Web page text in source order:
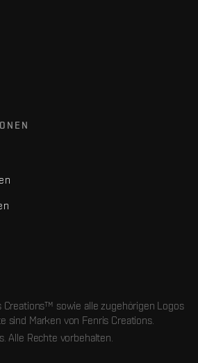
Creations™ sowie alle zugehörigen Logos
sind Marken von Fenris Creations.
Alle Rechte vorbehalten.